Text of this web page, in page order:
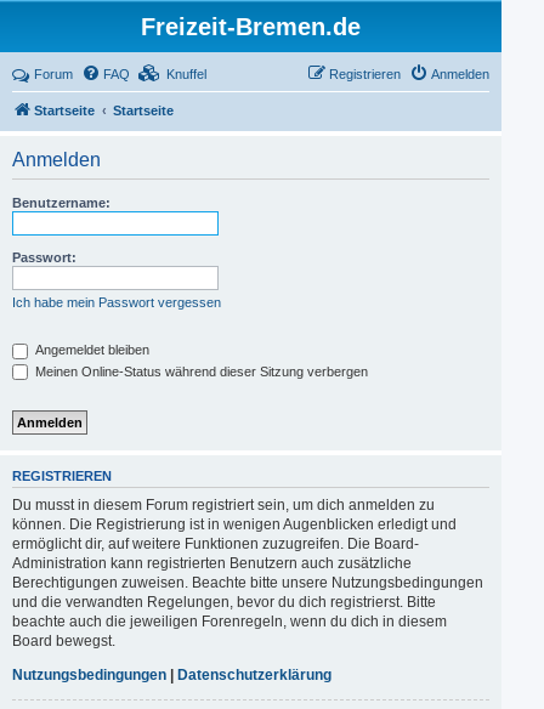
Freizeit-Bremen.de
Forum FAQ Knuffel Anmelden
Registrieren
Startseite Startseite
Anmelden
Benutzername:
Passwort:
Ich habe mein Passwort vergessen
Angemeldet bleiben
Meinen Online-Status während dieser Sitzung verbergen
REGISTRIEREN
Du musst in diesem Forum registriert sein, um dich anmelden zu
können. Die Registrierung ist in wenigen Augenblicken erledigt und
ermöglicht dir, auf weitere Funktionen zuzugreifen. Die Board-
Administration kann registrierten Benutzern auch zusätzliche
Berechtigungen zuweisen. Beachte bitte unsere Nutzungsbedingungen
und die verwandten Regelungen, bevor du dich registrierst. Bitte
beachte auch die jeweiligen Forenregeln, wenn du dich in diesem
Board bewegst.
Nutzungsbedingungen | Datenschutzerklärung